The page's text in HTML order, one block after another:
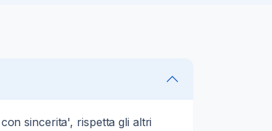
sincerita', rispetta gli altri